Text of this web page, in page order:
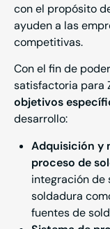
con el propósito
ayuden a las
competitivas.
Con el fin de
satisfactoria para
objetivos
desarrollo:
Adquisición y
proceso de
integración de
soldadura
fuentes de